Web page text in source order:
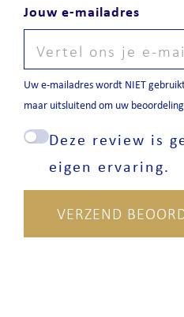
Jouw e-mailadres
Uw e-mailadres wordt NIET
maar uitsluitend om uw
Deze review is
eigen ervaring.
VERZEND